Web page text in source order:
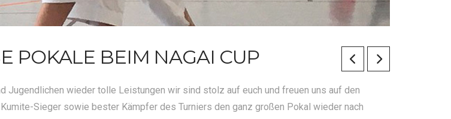
BEIM NAGAI CUP
Jugendlichen wieder tolle Leistungen wir sind stolz auf euch und freuen uns auf den
Sieger sowie bester Kämpfer des Turniers den ganz großen Pokal wieder nach